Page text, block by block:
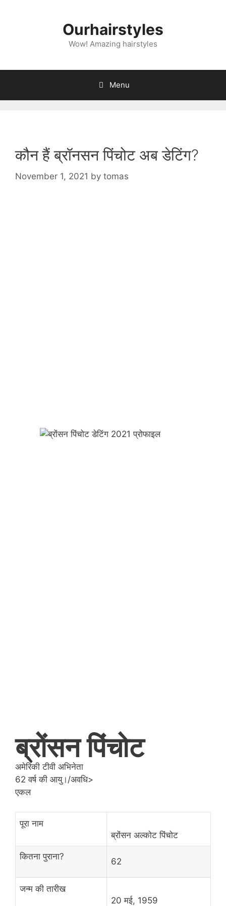
Ourhairstyles
Wow! Amazing hairstyles
Menu
कौन हैं ब्रॉनसन पिंचोट अब डेटिंग?
November 1, 2021 by tomas
ब्रोंसन पिंचोट
अमेरिकी टीवी अभिनेता
62 वर्ष की आयु।/अवधि>
एकल
पूरा नाम
ब्रोंसन अल्कोट पिंचोट
कितना पुराना? 62
जन्म की तारीख
20 मई, 1959